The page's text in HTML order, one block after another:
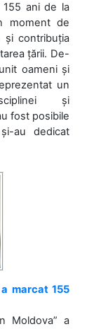
155 ani de la
moment de
și contribuția
țării. De-
oameni și
un
și
fost posibile
au dedicat
marcat 155
Moldova” a